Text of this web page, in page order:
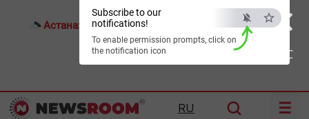
×
ESC
Subscribe to our
notifications!
To enable permission prompts, click on
the notification icon
Астана: 18°C Алматы: Шымкент:24°C
RU ☰